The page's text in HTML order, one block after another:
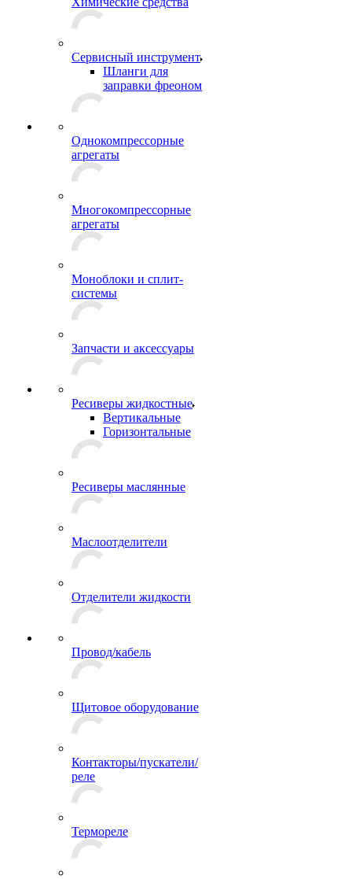
Сервисный инструмент
Шланги для
заправки фреоном
Однокомпрессорные
агрегаты
Многокомпрессорные
агрегаты
Моноблоки и сплит-
системы
Запчасти и аксессуары
Ресиверы жидкостные
Вертикальные
Горизонтальные
Ресиверы маслянные
Маслоотделители
Отделители жидкости
Провод/кабель
Щитовое оборудование
Контакторы/пускатели/
реле
Термореле